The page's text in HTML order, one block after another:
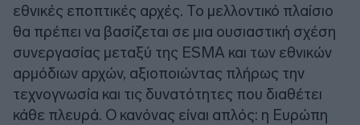
εθνικές εποπτικές αρχές. Το μελλοντικό πλαίσιο
θα πρέπει να βασίζεται σε μια ουσιαστική σχέση
συνεργασίας μεταξύ της ESMA και των εθνικών
αρμόδιων αρχών, αξιοποιώντας πλήρως την
τεχνογνωσία και τις δυνατότητες που διαθέτει
κάθε πλευρά. Ο κανόνας είναι απλός: η Ευρώπη